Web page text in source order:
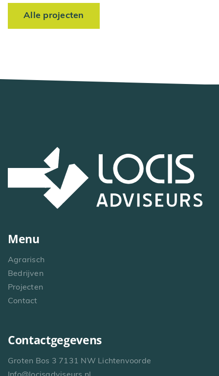
Alle projecten
Menu
Agrarisch
Bedrijven
Projecten
Contact
Contactgegevens
Groten Bos 3 7131 NW Lichtenvoorde